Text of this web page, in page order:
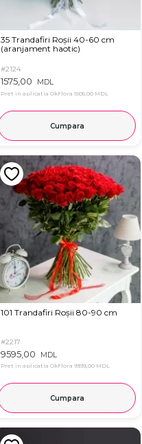
35 Trandafiri Roșii 40-60 cm
(aranjament haotic)
#2124
1575,00 MDL
Pret in aplicatia OkFlora 1505,00 MDL
Cumpara
101 Trandafiri Roșii 80-90 cm
#2217
9595,00 MDL
Pret in aplicatia OkFlora 9393,00 MDL
Cumpara